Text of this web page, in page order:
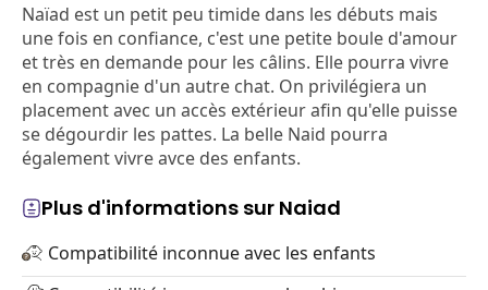
Naïad est un petit peu timide dans les débuts mais
une fois en confiance, c'est une petite boule d'amour
et très en demande pour les câlins. Elle pourra vivre
en compagnie d'un autre chat. On privilégiera un
placement avec un accès extérieur afin qu'elle puisse
se dégourdir les pattes. La belle Naid pourra
également vivre avce des enfants.
Plus d'informations sur Naiad
Compatibilité inconnue avec les enfants